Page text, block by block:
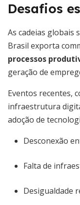
Desafios
As cadeias globais
Brasil exporta
processos
geração de
Eventos recentes,
infraestrutura
adoção de
Desconexão
Falta de
Desigualdade